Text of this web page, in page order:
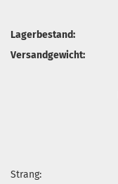
Lagerbestand:
Versandgewicht:
Strang: